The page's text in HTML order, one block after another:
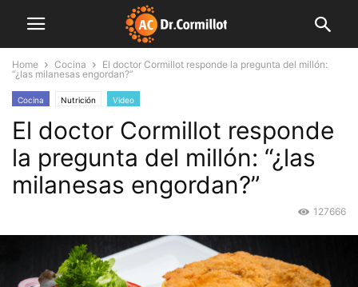
Home Cocina
El doctor Cormillot responde la pregunta del millón:
“¿las milanesas engordan?”
Cocina Nutrición Video
El doctor Cormillot responde
la pregunta del millón: “¿las
milanesas engordan?”
127666